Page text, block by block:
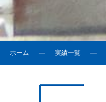
ホーム 実績一覧